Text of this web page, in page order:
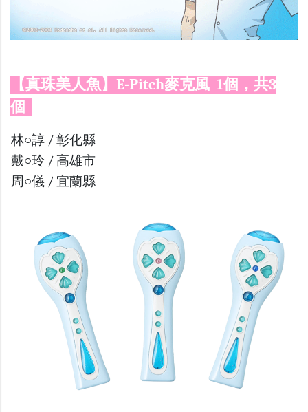
【真珠美人魚】E-Pitch麥克風 1個，共3
個
林○諄 / 彰化縣
戴○玲 / 高雄市
周○儀 / 宜蘭縣